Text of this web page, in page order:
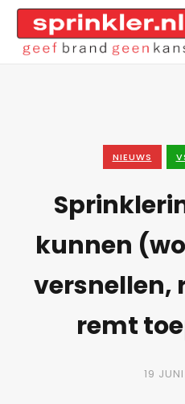
NIEUWS
kunnen
versnellen,
remt
19